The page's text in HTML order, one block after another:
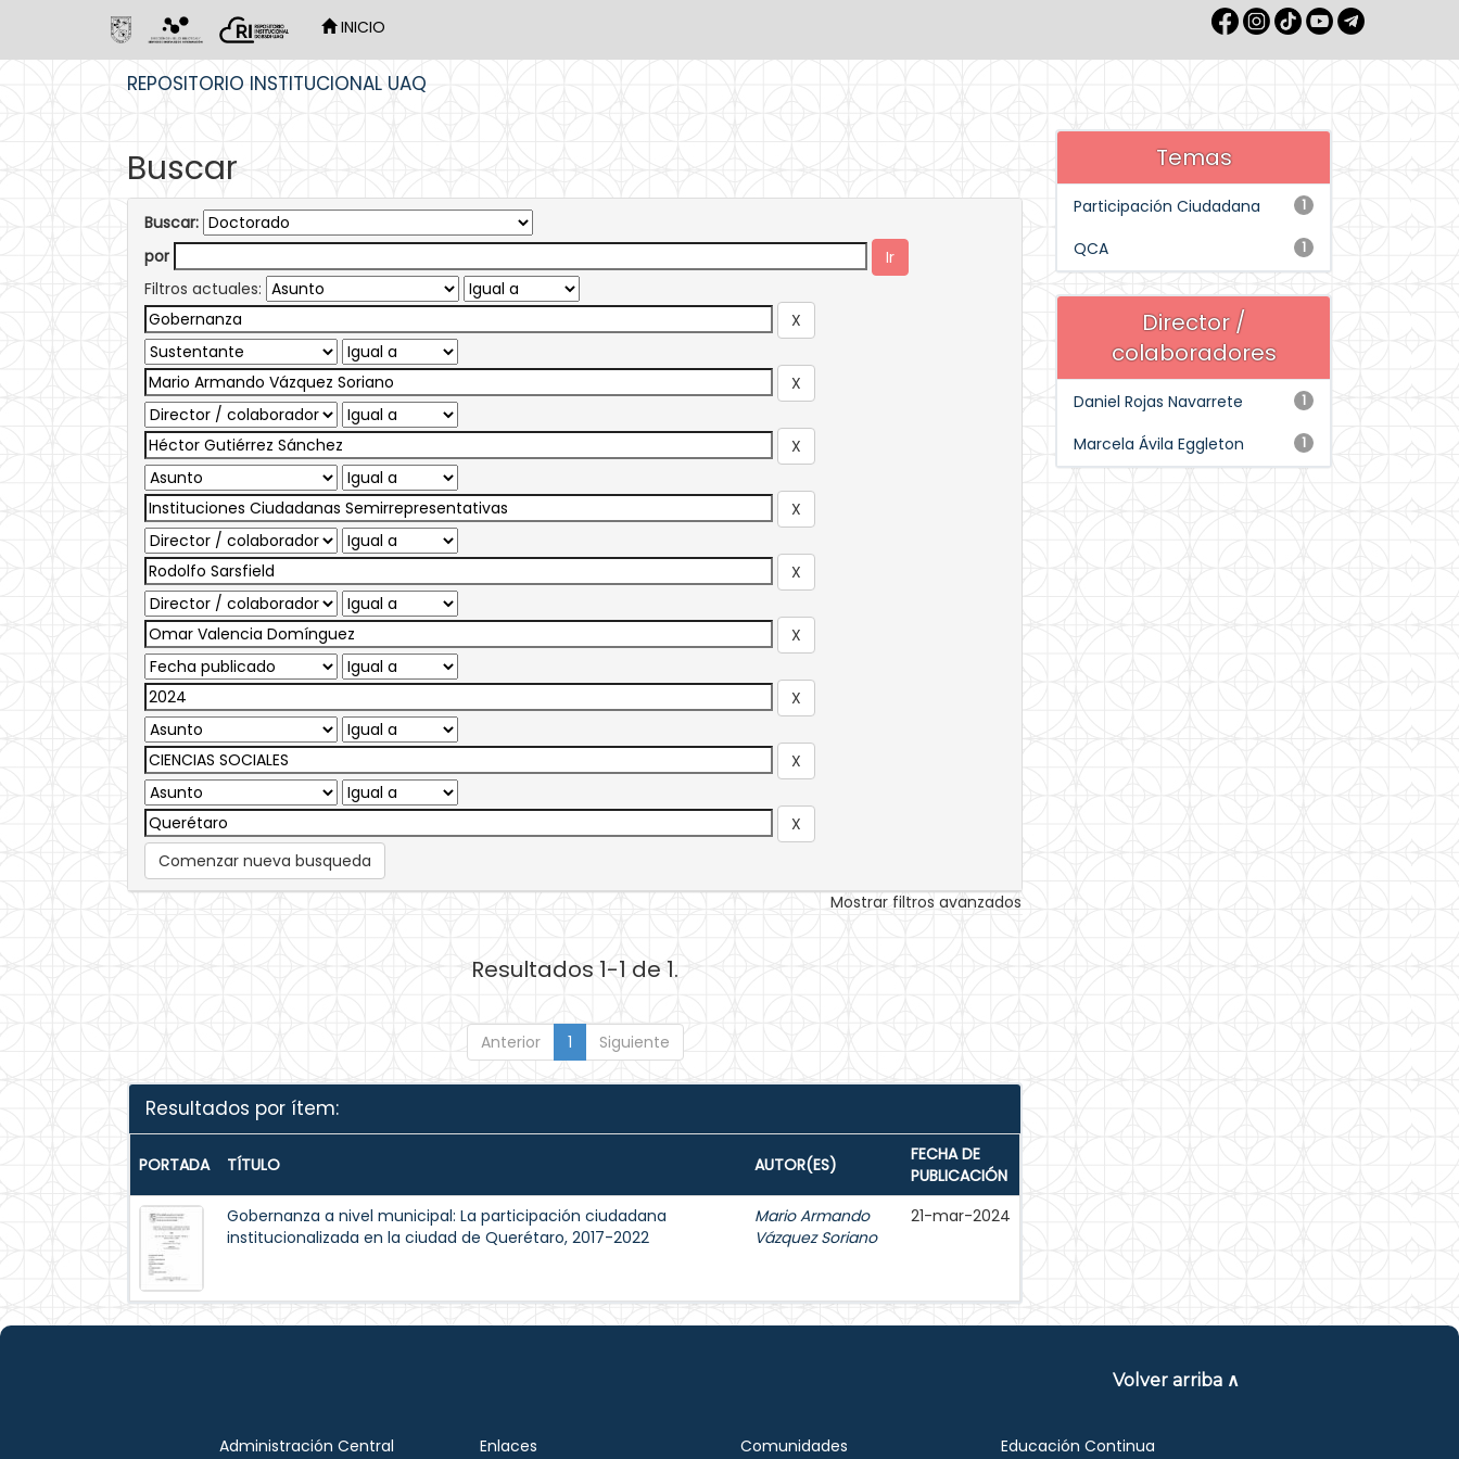
INICIO
REPOSITORIO INSTITUCIONAL UAQ
Buscar
Buscar:
por
Filtros actuales:
Comenzar nueva busqueda
Mostrar filtros avanzados
Resultados 1-1 de 1.
Anterior 1 Siguiente
Resultados por ítem:
PORTADA TÍTULO AUTOR(ES)
FECHA DE
PUBLICACIÓN
Gobernanza a nivel municipal: La participación ciudadana
institucionalizada en la ciudad de Querétaro, 2017-2022
Mario Armando
Vázquez Soriano
21-mar-2024
Temas
1
Participación Ciudadana
1
QCA
Director /
colaboradores
1
Daniel Rojas Navarrete
1
Marcela Ávila Eggleton
Volver arriba ∧
Administración Central Enlaces Comunidades Educación Continua